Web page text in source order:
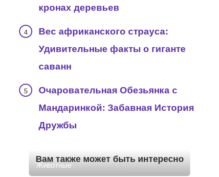
кронах деревьев
Вес африканского страуса:
Удивительные факты о гиганте
саванн
Очаровательная Обезьянка с
Мандаринкой: Забавная История
Дружбы
Вам также может быть интересно
Животные